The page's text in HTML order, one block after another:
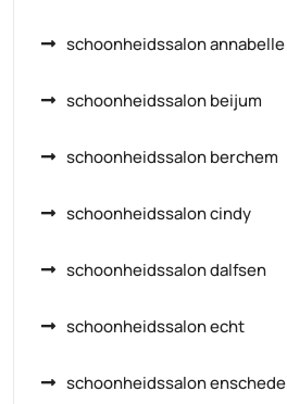
schoonheidssalon annabelle
schoonheidssalon beijum
schoonheidssalon berchem
schoonheidssalon cindy
schoonheidssalon dalfsen
schoonheidssalon echt
schoonheidssalon enschede